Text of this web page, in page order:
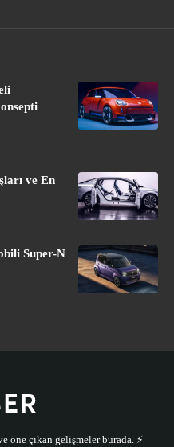
ve En
Super-N
çıkan gelişmeler burada. ⚡️